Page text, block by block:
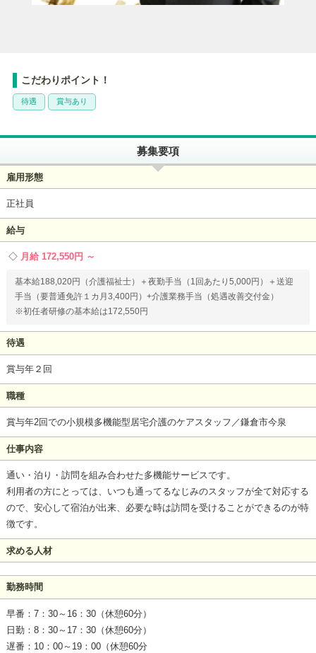
こだわりポイント！
待遇 賞与あり
募集要項
雇用形態
正社員
給与
月給 172,550円 ～
基本給188,020円（介護福祉士）＋夜勤手当（1回あたり5,000円）＋送迎
手当（要普通免許１カ月3,400円）+介護業務手当（処遇改善交付金）
※初任者研修の基本給は172,550円
待遇
賞与年２回
職種
賞与年2回での小規模多機能型居宅介護のケアスタッフ／鎌倉市今泉
仕事内容
通い・泊り・訪問を組み合わせた多機能サービスです。
利用者の方にとっては、いつも通ってるなじみのスタッフが全て対応する
ので、安心して宿泊が出来、必要な時は訪問を受けることができるのが特
徴です。
求める人材
勤務時間
早番：7：30～16：30（休憩60分）
日勤：8：30～17：30（休憩60分）
遅番：10：00～19：00（休憩60分